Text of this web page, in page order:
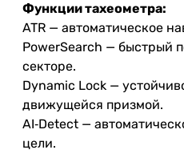
Функции тахеометра:
ATR — автоматическое
PowerSearch — быстрый
секторе.
Dynamic Lock —
движущейся призмой.
AI‑Detect —
цели.